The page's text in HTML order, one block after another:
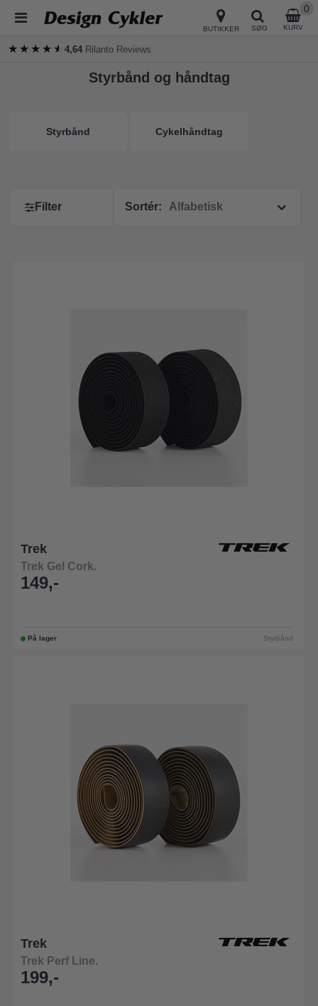
BUTIKKER SØG KURV
0
★★★★★
★★★★★4,64 Rilanto Reviews
Styrbånd og håndtag
Styrbånd Cykelhåndtag
Filter Sortér:
Trek
Trek Gel Cork.
149,-
På lager Styrbånd
Trek
Trek Perf Line.
199,-